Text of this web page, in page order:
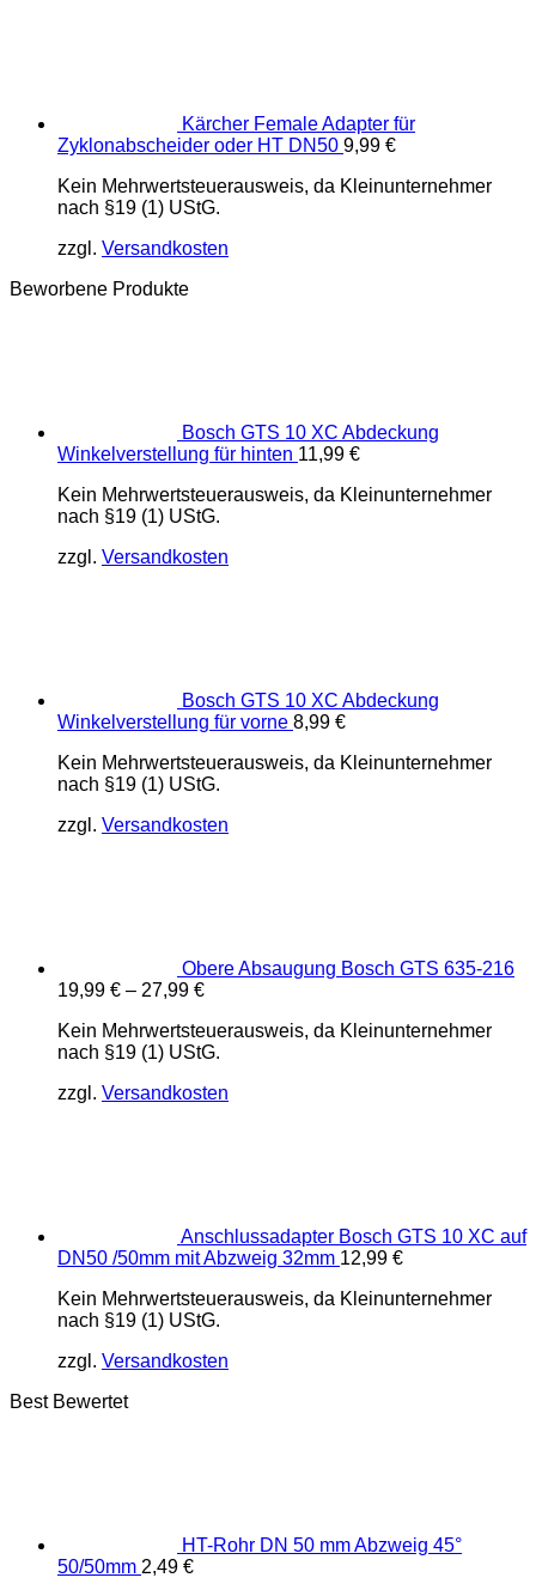
Kärcher Female Adapter für
Zyklonabscheider oder HT DN50 9,99 €
Kein Mehrwertsteuerausweis, da Kleinunternehmer
nach §19 (1) UStG.
zzgl. Versandkosten
Beworbene Produkte
Bosch GTS 10 XC Abdeckung
Winkelverstellung für hinten 11,99 €
Kein Mehrwertsteuerausweis, da Kleinunternehmer
nach §19 (1) UStG.
zzgl. Versandkosten
Bosch GTS 10 XC Abdeckung
Winkelverstellung für vorne 8,99 €
Kein Mehrwertsteuerausweis, da Kleinunternehmer
nach §19 (1) UStG.
zzgl. Versandkosten
Obere Absaugung Bosch GTS 635-216
19,99 € – 27,99 €
Kein Mehrwertsteuerausweis, da Kleinunternehmer
nach §19 (1) UStG.
zzgl. Versandkosten
Anschlussadapter Bosch GTS 10 XC auf
DN50 /50mm mit Abzweig 32mm 12,99 €
Kein Mehrwertsteuerausweis, da Kleinunternehmer
nach §19 (1) UStG.
zzgl. Versandkosten
Best Bewertet
HT-Rohr DN 50 mm Abzweig 45°
50/50mm 2,49 €